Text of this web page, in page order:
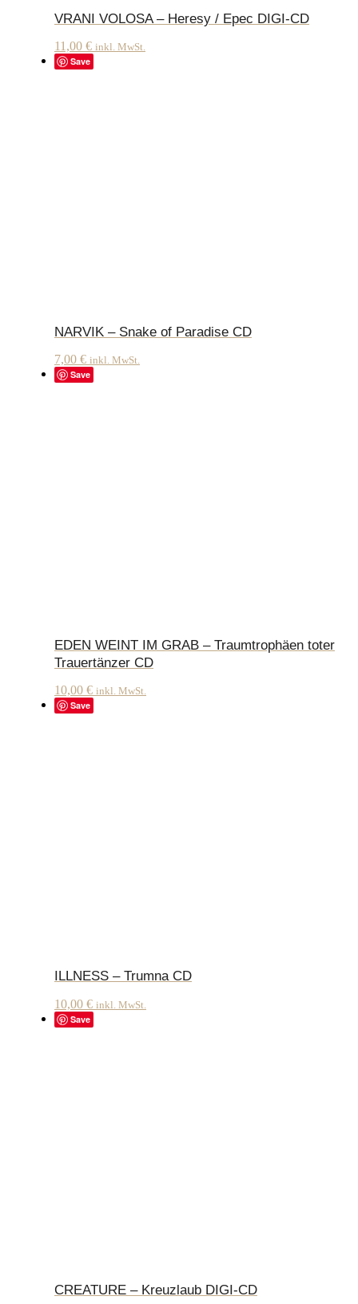
VRANI VOLOSA – Heresy / Epec DIGI-CD
11,00 € inkl. MwSt.
Save
NARVIK – Snake of Paradise CD
7,00 € inkl. MwSt.
Save
EDEN WEINT IM GRAB – Traumtrophäen toter
Trauertänzer CD
10,00 € inkl. MwSt.
Save
ILLNESS – Trumna CD
10,00 € inkl. MwSt.
Save
CREATURE – Kreuzlaub DIGI-CD